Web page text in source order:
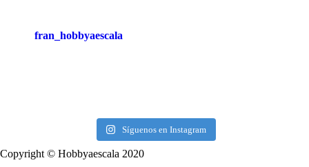
fran_hobbyaescala
Síguenos en Instagram
Copyright © Hobbyaescala 2020